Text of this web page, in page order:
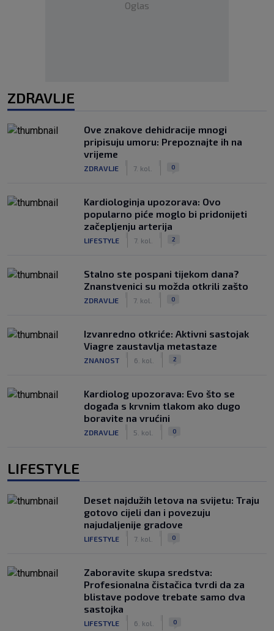
Oglas
ZDRAVLJE
Ove znakove dehidracije mnogi
pripisuju umoru: Prepoznajte ih na
vrijeme
ZDRAVLJE 7. kol. 0
Kardiologinja upozorava: Ovo
popularno piće moglo bi pridonijeti
začepljenju arterija
LIFESTYLE 7. kol. 2
Stalno ste pospani tijekom dana?
Znanstvenici su možda otkrili zašto
ZDRAVLJE 7. kol. 0
Izvanredno otkriće: Aktivni sastojak
Viagre zaustavlja metastaze
ZNANOST 6. kol. 2
Kardiolog upozorava: Evo što se
događa s krvnim tlakom ako dugo
boravite na vrućini
ZDRAVLJE 5. kol. 0
LIFESTYLE
Deset najdužih letova na svijetu: Traju
gotovo cijeli dan i povezuju
najudaljenije gradove
LIFESTYLE 7. kol. 0
Zaboravite skupa sredstva:
Profesionalna čistačica tvrdi da za
blistave podove trebate samo dva
sastojka
LIFESTYLE 6. kol. 0